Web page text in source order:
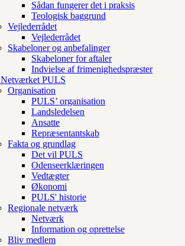
Sådan fungerer det i praksis
Teologisk baggrund
Vejlederrådet
Vejlederrådet
Skabeloner og anbefalinger
Skabeloner for aftaler
Indvielse af frimenighedspræster
PULS
Organisation
PULS’ organisation
Landsledelsen
Ansatte
Repræsentantskab
Fakta og grundlag
Det vil PULS
Odenseerklæringen
Vedtægter
Økonomi
PULS' historie
Regionale netværk
Netværk
Information og oprettelse
Bliv medlem